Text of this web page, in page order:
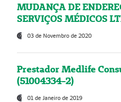
MUDANÇA DE
SERVIÇOS MÉDICOS
03 de Novembro de 2020
Prestador Medlife
(51004334-2)
01 de Janeiro de 2019